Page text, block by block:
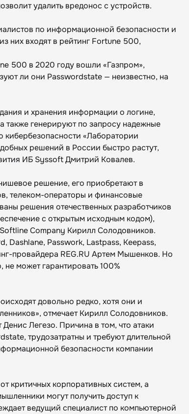
удалить вредонос с устройств.
по информационной безопасности и
них входят в рейтинг Fortune 500,
500 в 2020 году вошли «Газпром»,
ли они Passwordstate — неизвестно, на
и хранения информации о логине,
также генерируют по запросу надежные
кибербезопасности «Лаборатории
решений в России быстро растут,
ИБ Syssoft Дмитрий Ковалев.
решение, его приобретают в
телеком-операторы и финансовые
решения отечественных разработчиков
с открытым исходным кодом),
Company Кирилл Солодовников.
Dashlane, Passwork, Lastpass, Keepass,
провайдера REG.RU Артем Мышенков. Но
может гарантировать 100%
довольно редко, хотя они и
отмечает Кирилл Солодовников.
Легезо. Причина в том, что атаки
трудозатратны и требуют длительной
безопасности компании
критичных корпоративных систем, а
могут получить доступ к
ведущий специалист по компьютерной